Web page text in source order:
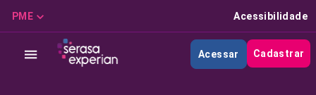
PME Acessibilidade
Acessar Cadastrar